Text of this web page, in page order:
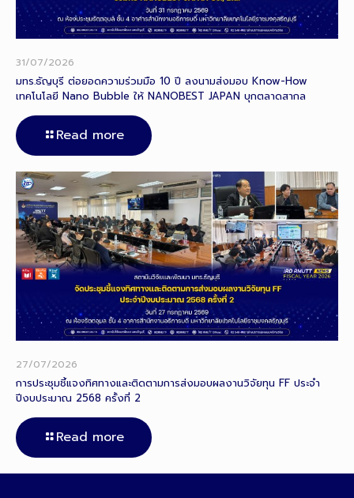
31/07/2026
มทร.ธัญบุรี ต่อยอดความร่วมมือ 10 ปี ลงนามส่งมอบ Know-How
เทคโนโลยี Nano Bubble ให้ NANOBEST JAPAN บุกตลาดสากล
Read more
27/07/2026
การประชุมชี้แจงทิศทางและติดตามการส่งมอบผลงานวิจัยทุน FF ประจำ
ปีงบประมาณ 2568 ครั้งที่ 2
Read more